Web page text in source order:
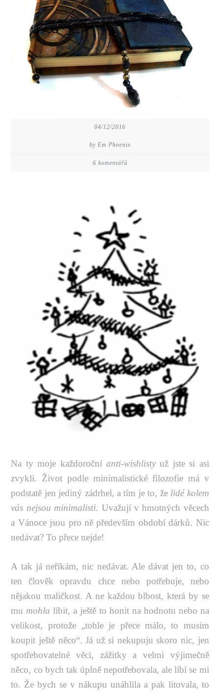
04/12/2016
by Em Phoenix
6 komentářů
Na ty moje každoroční anti-wishlistyuž jste si asi
zvykli. Život podle minimalistické filozofie má v
podstatě jen jediný zádrhel, a tím je to, že lidé kolem
vás nejsou minimalisti. Uvažují v hmotných věcech
a Vánoce jsou pro ně především období dárků. Nic
nedávat? To přece nejde!
A tak já neříkám, nic nedávat. Ale dávat jen to, co
ten člověk opravdu chce nebo potřebuje, nebo
nějakou maličkost. A ne každou blbost, která by se
mu mohla líbit, a ještě to honit na hodnotu nebo na
velikost, protože „tohle je přece málo, to musim
koupit ještě něco“. Já už si nekupuju skoro nic, jen
spotřebovatelné věci, zážitky a velmi výjimečně
něco, co bych tak úplně nepotřebovala, ale líbí se mi
to. Že bych se v nákupu unáhlila a pak litovala, to